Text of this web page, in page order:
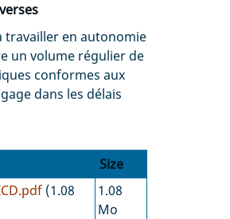
travailler en autonomie
un volume régulier de
conformes aux
dans les délais
Size
(1.08
1.08
Mo